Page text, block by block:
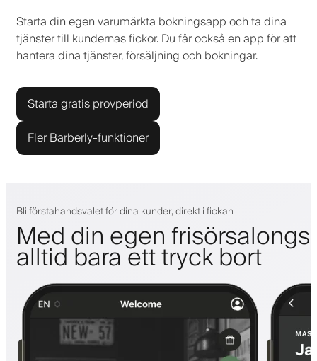
Starta din egen varumärkta bokningsapp och ta dina
tjänster till kundernas fickor. Du får också en app för att
hantera dina tjänster, försäljning och bokningar.
Starta gratis provperiod
Fler Barberly-funktioner
Bli förstahandsvalet för dina kunder, direkt i fickan
Med din egen
alltid bara ett tryck bort